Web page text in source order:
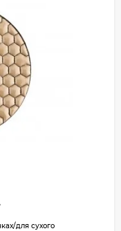
для сухого